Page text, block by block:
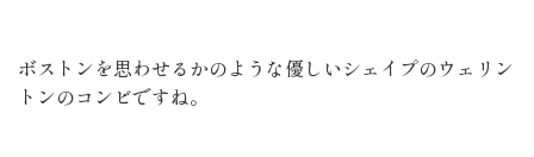
ボストンを思わせるかのような優しいシェイプのウェリン
トンのコンビですね。